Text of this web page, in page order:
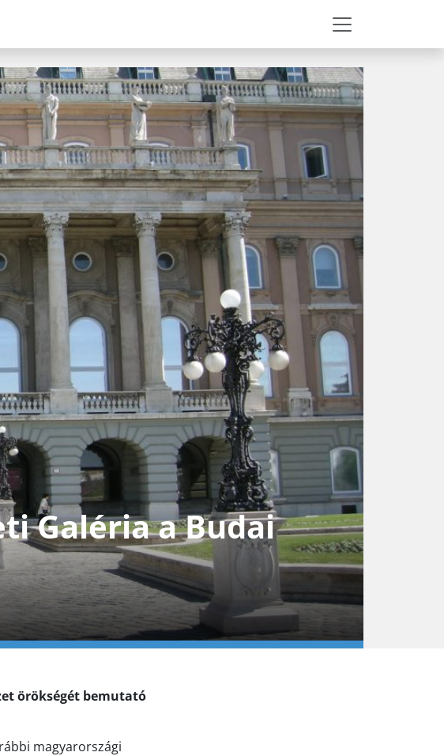
Galéria a Budai
örökségét bemutató
magyarországi